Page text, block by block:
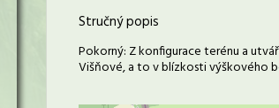
Stručný popis
Pokorný: Z konfigurace terénu a
Višňové, a to v blízkosti výškového